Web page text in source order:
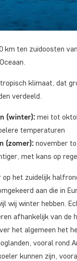
km ten zuidoosten
klimaat, dat
verdeeld.
(winter): mei tot
temperaturen
(zomer): november
met kans op
op het zuidelijk
aan die in
wij winter hebben.
afhankelijk van de
het algemeen het
vooral rond
kunnen zijn,